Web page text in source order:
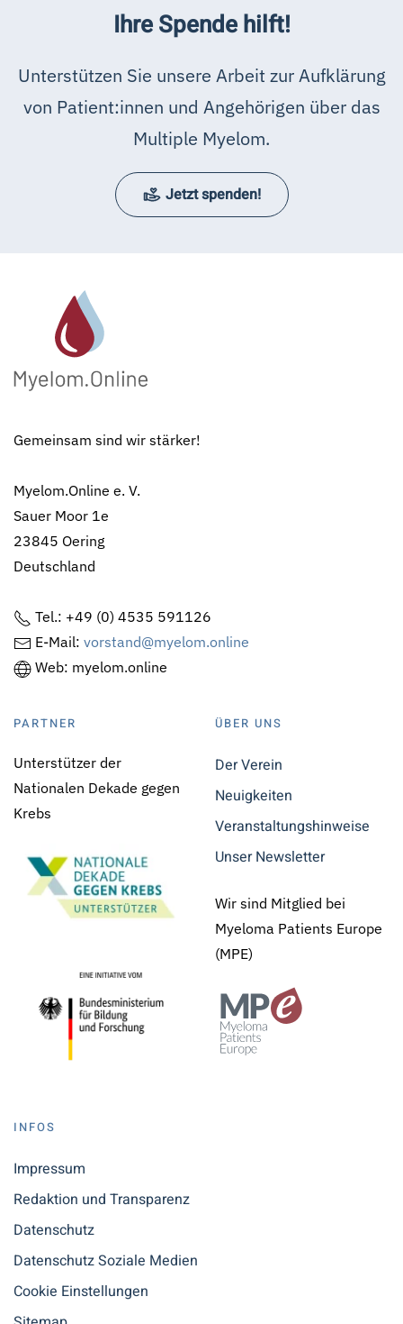
Ihre Spende hilft!
Unterstützen Sie unsere Arbeit zur Aufklärung
von Patient:innen und Angehörigen über das
Multiple Myelom.
Jetzt spenden!
Gemeinsam sind wir stärker!
Myelom.Online e. V.
Sauer Moor 1e
23845 Oering
Deutschland
Tel.: +49 (0) 4535 591126
E-Mail: vorstand@myelom.online
Web: myelom.online
PARTNER
Unterstützer der
Nationalen Dekade gegen
Krebs
ÜBER UNS
Der Verein
Neuigkeiten
Veranstaltungshinweise
Unser Newsletter
Wir sind Mitglied bei
Myeloma Patients Europe
(MPE)
INFOS
Impressum
Redaktion und Transparenz
Datenschutz
Datenschutz Soziale Medien
Cookie Einstellungen